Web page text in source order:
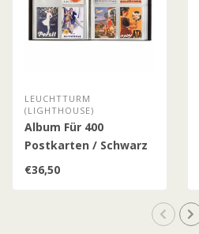
LEUCHTTURM
(LIGHTHOUSE)
Album Für 400
Postkarten / Schwarz
€36,50